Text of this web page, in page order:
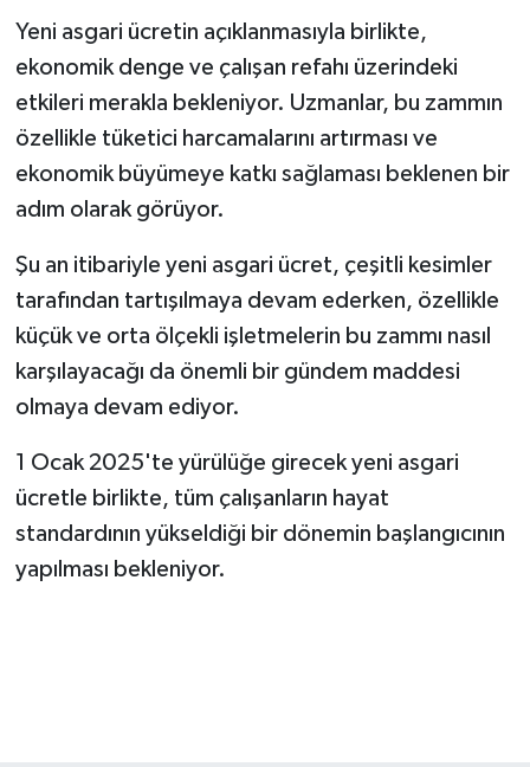
Yeni asgari ücretin açıklanmasıyla birlikte,
ekonomik denge ve çalışan refahı üzerindeki
etkileri merakla bekleniyor. Uzmanlar, bu zammın
özellikle tüketici harcamalarını artırması ve
ekonomik büyümeye katkı sağlaması beklenen bir
adım olarak görüyor.
Şu an itibariyle yeni asgari ücret, çeşitli kesimler
tarafından tartışılmaya devam ederken, özellikle
küçük ve orta ölçekli işletmelerin bu zammı nasıl
karşılayacağı da önemli bir gündem maddesi
olmaya devam ediyor.
1 Ocak 2025'te yürülüğe girecek yeni asgari
ücretle birlikte, tüm çalışanların hayat
standardının yükseldiği bir dönemin başlangıcının
yapılması bekleniyor.